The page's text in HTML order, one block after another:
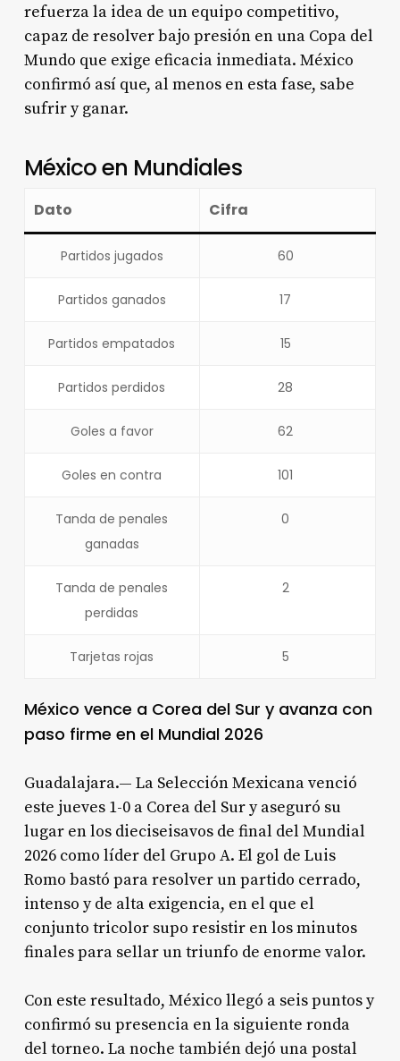
refuerza la idea de un equipo competitivo,
capaz de resolver bajo presión en una Copa del
Mundo que exige eficacia inmediata. México
confirmó así que, al menos en esta fase, sabe
sufrir y ganar.
México en Mundiales
Dato Cifra
Partidos jugados 60
Partidos ganados 17
Partidos empatados 15
Partidos perdidos 28
Goles a favor 62
Goles en contra 101
Tanda de penales
ganadas
0
Tanda de penales
perdidas
2
Tarjetas rojas 5
México vence a Corea del Sur y avanza con
paso firme en el Mundial 2026
Guadalajara.— La Selección Mexicana venció
este jueves 1-0 a Corea del Sur y aseguró su
lugar en los dieciseisavos de final del Mundial
2026 como líder del Grupo A. El gol de Luis
Romo bastó para resolver un partido cerrado,
intenso y de alta exigencia, en el que el
conjunto tricolor supo resistir en los minutos
finales para sellar un triunfo de enorme valor.
Con este resultado, México llegó a seis puntos y
confirmó su presencia en la siguiente ronda
del torneo. La noche también dejó una postal